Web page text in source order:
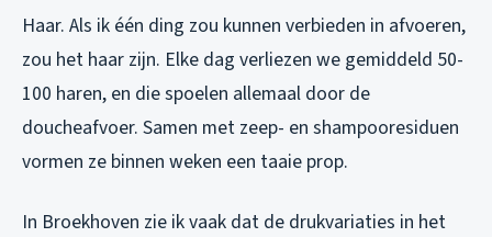
Haar. Als ik één ding zou kunnen verbieden in afvoeren,
zou het haar zijn. Elke dag verliezen we gemiddeld 50-
100 haren, en die spoelen allemaal door de
doucheafvoer. Samen met zeep- en shampooresiduen
vormen ze binnen weken een taaie prop.
In Broekhoven zie ik vaak dat de drukvariaties in het